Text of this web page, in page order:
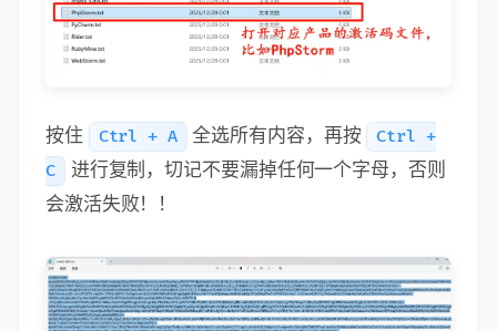
按住 Ctrl + A 全选所有内容，再按
Ctrl +
C
进行复制，切记不要漏掉任何一个字母，否则
会激活失败！！